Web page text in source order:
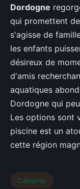
Dordogne
qui promettent
s'agisse de
les enfants
désireux de
d'amis
aquatiques
Dordogne qui
Les options sont
piscine est un
cette région
Camping